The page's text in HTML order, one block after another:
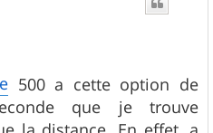
500 a cette option de
que je trouve